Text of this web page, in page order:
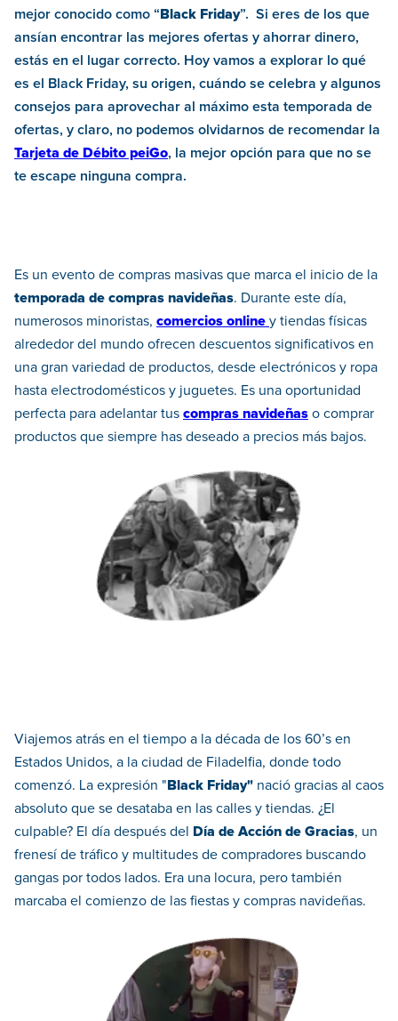
mejor conocido como “ Black Friday”. Si eres de los que
ansían encontrar las mejores ofertas y ahorrar dinero,
estás en el lugar correcto. Hoy vamos a explorar lo qué
es el Black Friday, su origen, cuándo se celebra y algunos
consejos para aprovechar al máximo esta temporada de
ofertas, y claro, no podemos olvidarnos de recomendar la
Tarjeta de Débito peiGo, la mejor opción para que no se
te escape ninguna compra.
Es un evento de compras masivas que marca el inicio de la
temporada de compras navideñas. Durante este día,
numerosos minoristas, comercios online y tiendas físicas
alrededor del mundo ofrecen descuentos significativos en
una gran variedad de productos, desde electrónicos y ropa
hasta electrodomésticos y juguetes. Es una oportunidad
perfecta para adelantar tus compras navideñas o comprar
productos que siempre has deseado a precios más bajos.
Viajemos atrás en el tiempo a la década de los 60’s en
Estados Unidos, a la ciudad de Filadelfia, donde todo
comenzó. La expresión " Black Friday" nació gracias al caos
absoluto que se desataba en las calles y tiendas. ¿El
culpable? El día después del
Día de Acción de Gracias, un
frenesí de tráfico y multitudes de compradores buscando
gangas por todos lados. Era una locura, pero también
marcaba el comienzo de las fiestas y compras navideñas.